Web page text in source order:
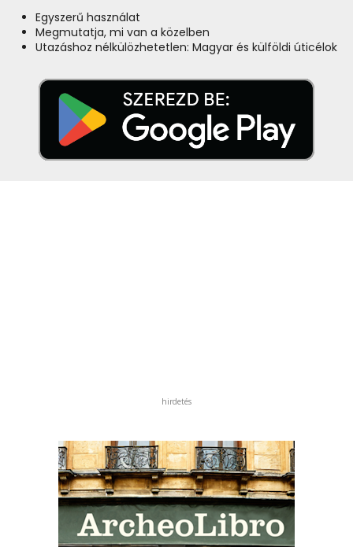
Egyszerű használat
Megmutatja, mi van a közelben
Utazáshoz nélkülözhetetlen: Magyar és külföldi úticélok
hirdetés